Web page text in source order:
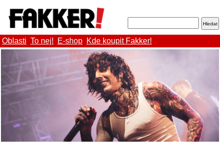
Oblasti To nej! E-shop Kde koupit Fakker!